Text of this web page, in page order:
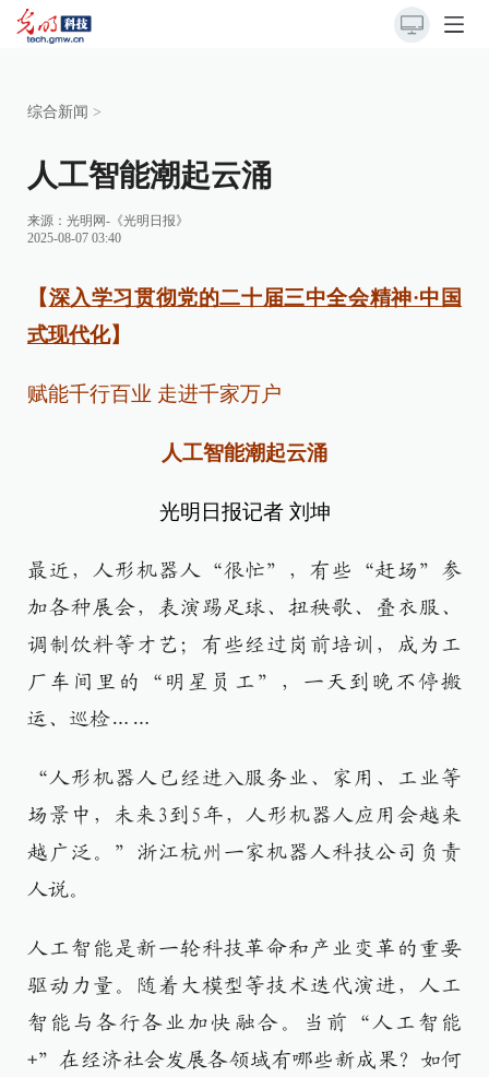
综合新闻 >
人工智能潮起云涌
来源： 光明网-《光明日报》
2025-08-07 03:40
【深入学习贯彻党的二十届三中全会精神·中国
式现代化】
赋能千行百业 走进千家万户
人工智能潮起云涌
光明日报记者 刘坤
最近，人形机器人“很忙”，有些“赶场”参
加各种展会，表演踢足球、扭秧歌、叠衣服、
调制饮料等才艺；有些经过岗前培训，成为工
厂车间里的“明星员工”，一天到晚不停搬
运、巡检……
“人形机器人已经进入服务业、家用、工业等
场景中，未来3到5年，人形机器人应用会越来
越广泛。”浙江杭州一家机器人科技公司负责
人说。
人工智能是新一轮科技革命和产业变革的重要
驱动力量。随着大模型等技术迭代演进，人工
智能与各行各业加快融合。当前“人工智能
+”在经济社会发展各领域有哪些新成果？如何